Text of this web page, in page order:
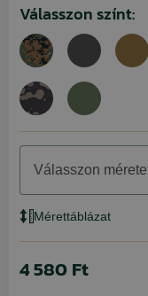
Válasszon színt:
Válasszon
Mérettáblázat
4 580 Ft